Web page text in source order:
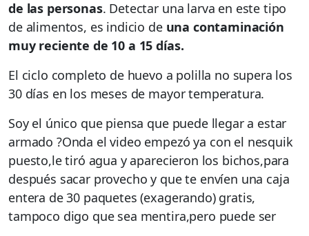
de las personas. Detectar una larva en este tipo
de alimentos, es indicio de una contaminación
muy reciente de 10 a 15 días.
El ciclo completo de huevo a polilla no supera los
30 días en los meses de mayor temperatura.
Soy el único que piensa que puede llegar a estar
armado ?Onda el video empezó ya con el nesquik
puesto,le tiró agua y aparecieron los bichos,para
después sacar provecho y que te envíen una caja
entera de 30 paquetes (exagerando) gratis,
tampoco digo que sea mentira,pero puede ser